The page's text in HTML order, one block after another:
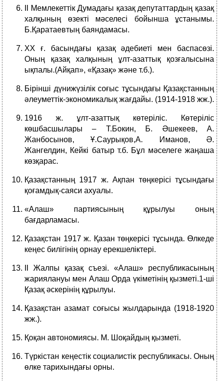
II Мемлекеттік Думадағы қазақ депутаттардың қазақ
халқының өзекті мәселесі бойынша ұстанымы.
Б.Қаратаевтың баяндамасы.
ХХ ғ. басындағы қазақ әдебиеті мен баспасөзі.
Оның қазақ халқының ұлт-азаттық қозғалысына
ықпалы.(Айқап», «Қазақ» және т.б.).
Бірінші дүнижүзілік соғыс тұсындағы Қазақстанның
әлеуметтік-экономикалық жағдайы. (1914-1918 жж.).
1916 ж. ұлт-азаттық көтеріліс. Көтеріліс
көшбасшылары – Т.Бокин, Б. Әшекеев, А.
Жанбосынов, Ұ.Саурықов,А. Иманов, Ә.
Жангелдин, Кейкі батыр т.б. Бұл мәселеге жаңаша
көзқарас.
Қазақстанның 1917 ж. Ақпан төңкерісі тұсындағы
қоғамдық-саяси ахуалы.
«Алаш» партиясының құрылуы оның
бағдарламасы.
Қазақстан 1917 ж. Қазан төңкерісі тұсында. Өлкеде
кеңес билігінің орнау ерекшеліктері.
II Жалпы қазақ съезі. «Алаш» республикасының
жариялануы мен Алаш Орда үкіметінің қызметі.1-ші
Қазақ әскерінің құрылуы.
Қазақстан азамат соғысы жылдарында (1918-1920
жж.).
Қоқан автономиясы. М. Шоқайдың қызметі.
Түркістан кеңестік социалистік республикасы. Оның
өлке тарихындағы орны.